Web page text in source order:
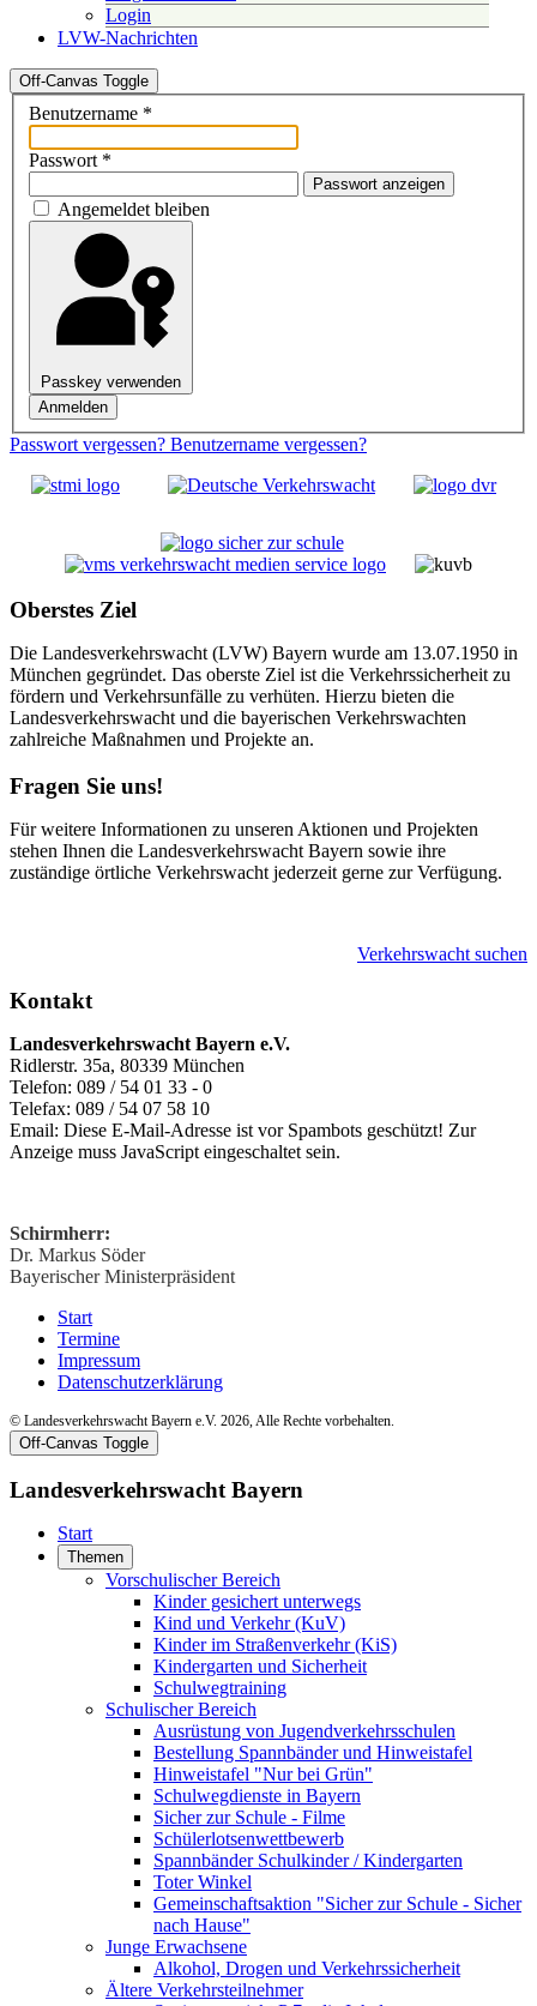
Login
LVW-Nachrichten
Off-Canvas Toggle
Benutzername *
Passwort *
Passwort anzeigen
Angemeldet bleiben
Passkey verwenden
Anmelden
Passwort vergessen? Benutzername vergessen?
Oberstes Ziel
Die Landesverkehrswacht (LVW) Bayern wurde am 13.07.1950 in
München gegründet. Das oberste Ziel ist die Verkehrssicherheit zu
fördern und Verkehrsunfälle zu verhüten. Hierzu bieten die
Landesverkehrswacht und die bayerischen Verkehrswachten
zahlreiche Maßnahmen und Projekte an.
Fragen Sie uns!
Für weitere Informationen zu unseren Aktionen und Projekten
stehen Ihnen die Landesverkehrswacht Bayern sowie ihre
zuständige örtliche Verkehrswacht jederzeit gerne zur Verfügung.
Verkehrswacht suchen
Kontakt
Landesverkehrswacht Bayern e.V.
Ridlerstr. 35a, 80339 München
Telefon: 089 / 54 01 33 - 0
Telefax: 089 / 54 07 58 10
Email: Diese E-Mail-Adresse ist vor Spambots geschützt! Zur
Anzeige muss JavaScript eingeschaltet sein.
Schirmherr:
Dr. Markus Söder
Bayerischer Ministerpräsident
Start
Termine
Impressum
Datenschutzerklärung
© Landesverkehrswacht Bayern e.V. 2026, Alle Rechte vorbehalten.
Off-Canvas Toggle
Landesverkehrswacht Bayern
Start
Themen
Vorschulischer Bereich
Kinder gesichert unterwegs
Kind und Verkehr (KuV)
Kinder im Straßenverkehr (KiS)
Kindergarten und Sicherheit
Schulwegtraining
Schulischer Bereich
Ausrüstung von Jugendverkehrsschulen
Bestellung Spannbänder und Hinweistafel
Hinweistafel "Nur bei Grün"
Schulwegdienste in Bayern
Sicher zur Schule - Filme
Schülerlotsenwettbewerb
Spannbänder Schulkinder / Kindergarten
Toter Winkel
Gemeinschaftsaktion "Sicher zur Schule - Sicher
nach Hause"
Junge Erwachsene
Alkohol, Drogen und Verkehrssicherheit
Ältere Verkehrsteilnehmer